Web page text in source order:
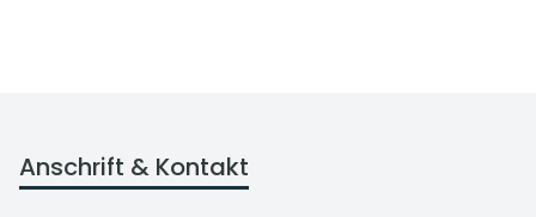
Anschrift & Kontakt